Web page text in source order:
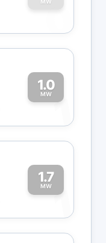
MW
0
1.0
MW1
1.7
MW1